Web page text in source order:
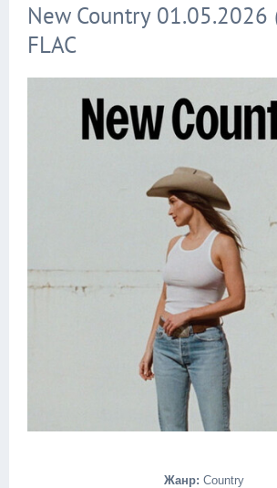
New Country 01.05.2026
FLAC
Жанр: Country